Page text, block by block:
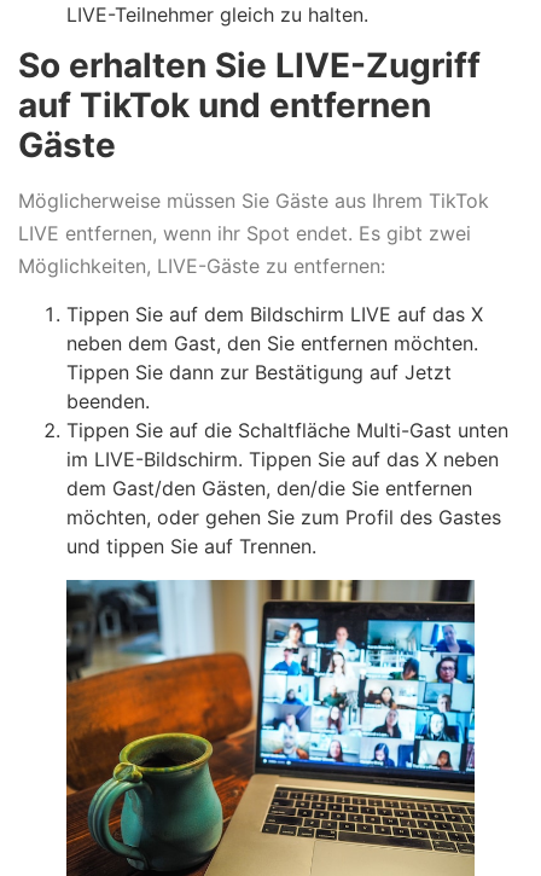
LIVE-Teilnehmer gleich zu halten.
So erhalten Sie LIVE-Zugriff
auf TikTok und entfernen
Gäste
Möglicherweise müssen Sie Gäste aus Ihrem TikTok
LIVE entfernen, wenn ihr Spot endet. Es gibt zwei
Möglichkeiten, LIVE-Gäste zu entfernen:
Tippen Sie auf dem Bildschirm LIVE auf das X
neben dem Gast, den Sie entfernen möchten.
Tippen Sie dann zur Bestätigung auf Jetzt
beenden.
Tippen Sie auf die Schaltfläche Multi-Gast unten
im LIVE-Bildschirm. Tippen Sie auf das X neben
dem Gast/den Gästen, den/die Sie entfernen
möchten, oder gehen Sie zum Profil des Gastes
und tippen Sie auf Trennen.